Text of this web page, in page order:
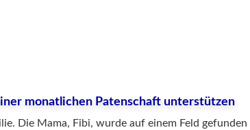
monatlichen Patenschaft unterstützen
Die Mama, Fibi, wurde auf einem Feld gefunden